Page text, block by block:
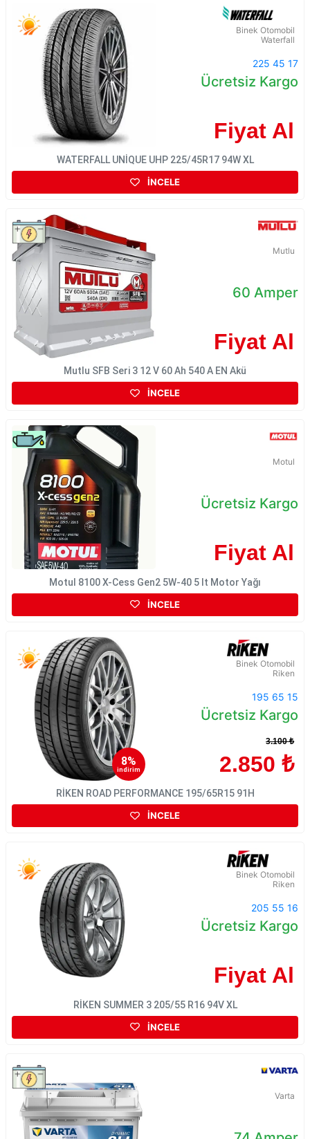
Binek Otomobil
Waterfall
225 45 17
Ücretsiz Kargo
Fiyat Al
WATERFALL UNİQUE UHP 225/45R17 94W XL
İNCELE
Mutlu
60 Amper
Fiyat Al
Mutlu SFB Seri 3 12 V 60 Ah 540 A EN Akü
İNCELE
Motul
Ücretsiz Kargo
Fiyat Al
Motul 8100 X-Cess Gen2 5W-40 5 lt Motor Yağı
İNCELE
8%
indirim
Binek Otomobil
Riken
195 65 15
Ücretsiz Kargo
3.100 ₺
2.850 ₺
RİKEN ROAD PERFORMANCE 195/65R15 91H
İNCELE
Binek Otomobil
Riken
205 55 16
Ücretsiz Kargo
Fiyat Al
RİKEN SUMMER 3 205/55 R16 94V XL
İNCELE
Varta